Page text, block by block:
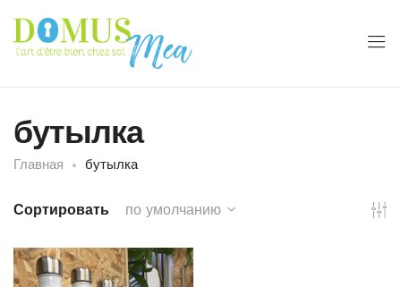
бутылка
Главная бутылка
Сортировать по умолчанию